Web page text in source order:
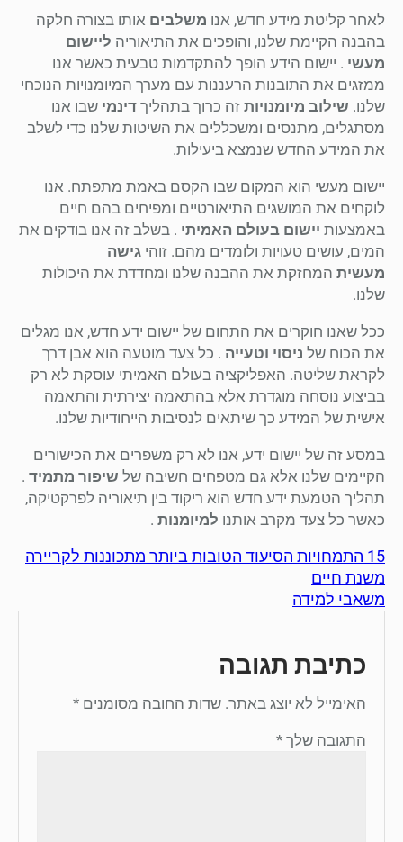
לאחר קליטת מידע חדש, אנו משלבים אותו בצורה חלקה
בהבנה הקיימת שלנו, והופכים את התיאוריה ליישום
מעשי . יישום הידע הופך להתקדמות טבעית כאשר אנו
ממזגים את התובנות הרעננות עם מערך המיומנויות הנוכחי
שלנו. שילוב מיומנויות זה כרוך בתהליך דינמי שבו אנו
מסתגלים, מתנסים ומשכללים את השיטות שלנו כדי לשלב
את המידע החדש שנמצא ביעילות.
יישום מעשי הוא המקום שבו הקסם באמת מתפתח. אנו
לוקחים את המושגים התיאורטיים ומפיחים בהם חיים
באמצעות יישום בעולם האמיתי . בשלב זה אנו בודקים את
המים, עושים טעויות ולומדים מהם. זוהי גישה
מעשית המחזקת את ההבנה שלנו ומחדדת את היכולות
שלנו.
ככל שאנו חוקרים את התחום של יישום ידע חדש, אנו מגלים
את הכוח של ניסוי וטעייה . כל צעד מוטעה הוא אבן דרך
לקראת שליטה. האפליקציה בעולם האמיתי עוסקת לא רק
בביצוע נוסחה מוגדרת אלא בהתאמה יצירתית והתאמה
אישית של המידע כך שיתאים לנסיבות הייחודיות שלנו.
במסע זה של יישום ידע, אנו לא רק משפרים את הכישורים
הקיימים שלנו אלא גם מטפחים חשיבה של שיפור מתמיד .
תהליך הטמעת ידע חדש הוא ריקוד בין תיאוריה לפרקטיקה,
כאשר כל צעד מקרב אותנו למיומנות .
15 התמחויות הסיעוד הטובות ביותר מתכוננות לקריירה
משנת חיים
משאבי למידה
כתיבת תגובה
האימייל לא יוצג באתר. שדות החובה מסומנים *
התגובה שלך *